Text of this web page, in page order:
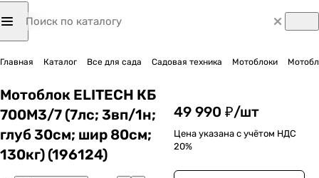
Главная Каталог Все для сада Садовая техника Мотоблоки
Мотоблок ELITECH КБ
700М3/7 (7лс; 3вп/1н;
глуб 30см; шир 80см;
130кг) (196124)
49 990 ₽/шт
Цена указана с учётом НДС
20%